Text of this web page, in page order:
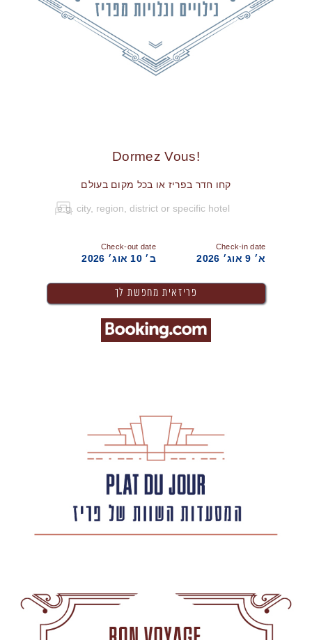
!Dormez Vous
קחו חדר בפריז או בכל מקום בעולם
Check-in date
א׳ 9 אוג׳ 2026
Check-out date
ב׳ 10 אוג׳ 2026